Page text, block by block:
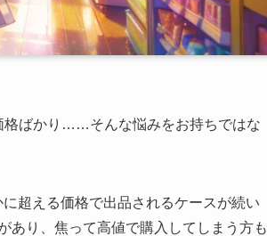
格ばかり……そんな悩みをお持ちではな
超える価格で出品されるケースが続い
あり、焦って高値で購入してしまう方も